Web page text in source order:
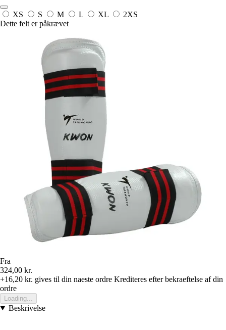
XS S M L XL
2XS
Dette felt er påkrævet
Fra
324,00 kr.
+16,20 kr. gives til din naeste ordre Krediteres efter bekraeftelse af din
ordre
Loading...
Beskrivelse